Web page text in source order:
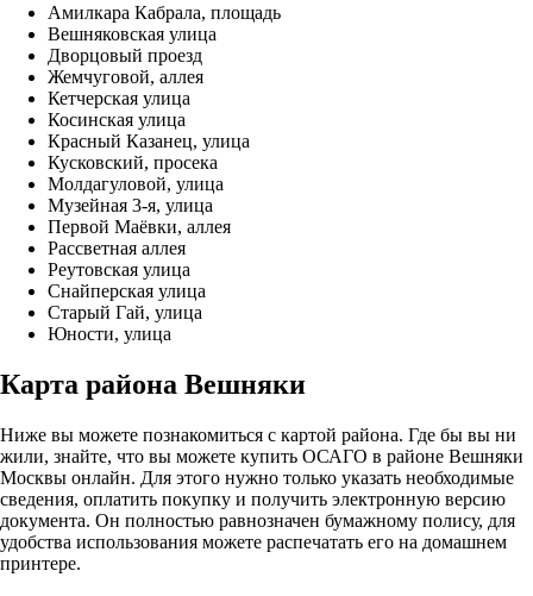
Амилкара Кабрала, площадь
Вешняковская улица
Дворцовый проезд
Жемчуговой, аллея
Кетчерская улица
Косинская улица
Красный Казанец, улица
Кусковский, просека
Молдагуловой, улица
Музейная 3-я, улица
Первой Маёвки, аллея
Рассветная аллея
Реутовская улица
Снайперская улица
Старый Гай, улица
Юности, улица
Карта района Вешняки
Ниже вы можете познакомиться с картой района. Где бы вы ни
жили, знайте, что вы можете купить ОСАГО в районе Вешняки
Москвы онлайн. Для этого нужно только указать необходимые
сведения, оплатить покупку и получить электронную версию
документа. Он полностью равнозначен бумажному полису, для
удобства использования можете распечатать его на домашнем
принтере.